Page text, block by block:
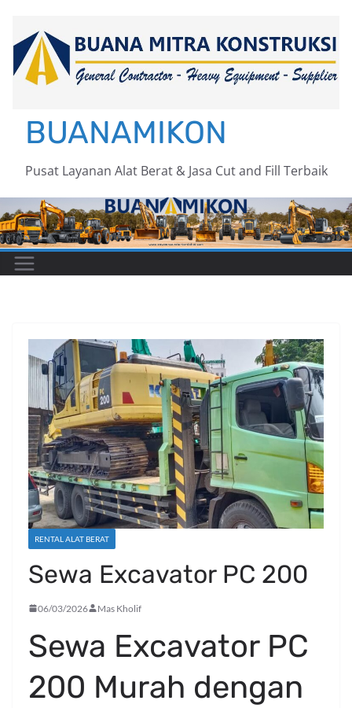
content
BUANAMIKON
Pusat Layanan Alat Berat & Jasa Cut and Fill Terbaik
RENTAL ALAT BERAT
Sewa Excavator PC 200
06/03/2026 Mas Kholif
Sewa Excavator PC
200 Murah dengan